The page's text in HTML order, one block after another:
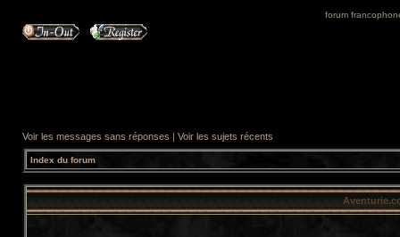
forum
Voir les messages sans réponses | Voir les sujets récents
Index du forum